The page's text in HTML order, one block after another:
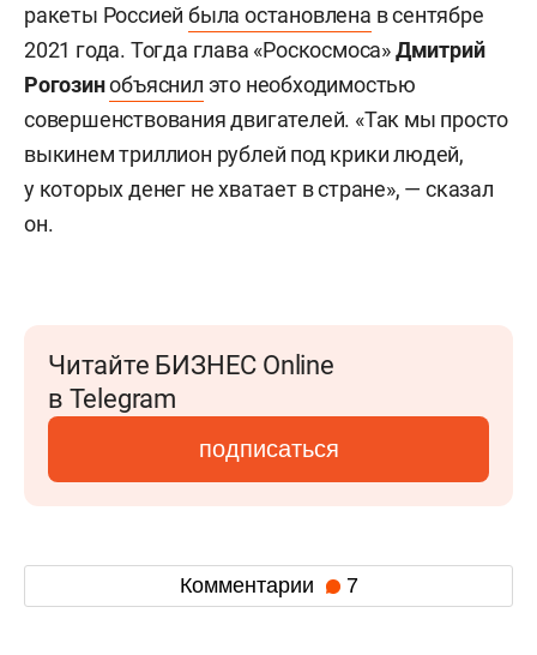
ракеты Россиейбыла остановлена в сентябре
2021 года. Тогда глава «Роскосмоса»Дмитрий
Рогозинобъяснил это необходимостью
совершенствования двигателей. «Так мы просто
выкинем триллион рублей под крики людей,
у которых денег не хватает в стране», — сказал
он.
Читайте БИЗНЕС Online
в Telegram
подписаться
Комментарии 7